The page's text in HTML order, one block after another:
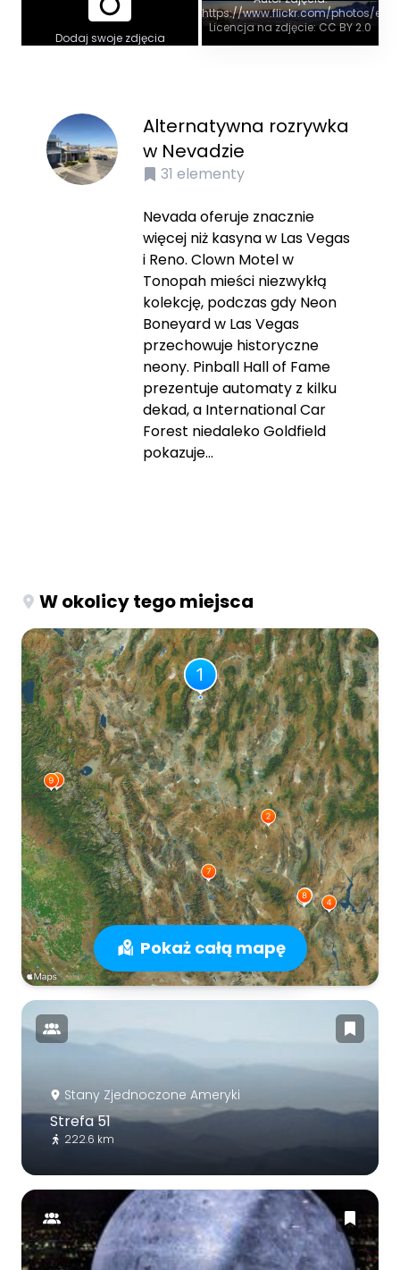
Dodaj swoje zdjęcia
https://www.flickr.com/photos/
Licencja na zdjęcie: CC BY 2.0
Alternatywna rozrywka
w Nevadzie
31 elementy
Nevada oferuje znacznie
więcej niż kasyna w Las Vegas
i Reno. Clown Motel w
Tonopah mieści niezwykłą
kolekcję, podczas gdy Neon
Boneyard w Las Vegas
przechowuje historyczne
neony. Pinball Hall of Fame
prezentuje automaty z kilku
dekad, a International Car
Forest niedaleko Goldfield
pokazuje...
W okolicy tego miejsca
Pokaż całą mapę
Stany Zjednoczone Ameryki
Strefa 51
222.6 km